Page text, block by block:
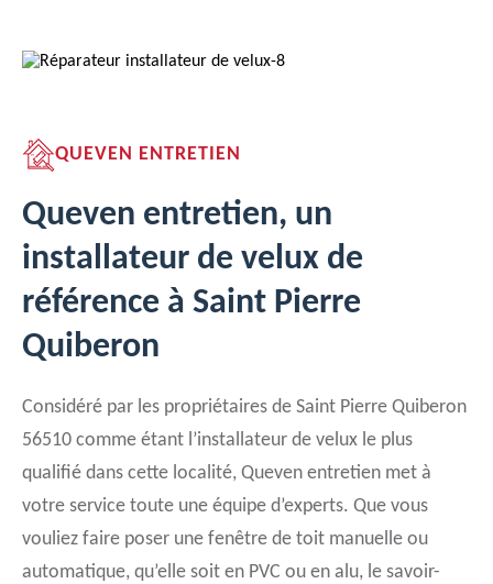
QUEVEN ENTRETIEN
Queven entretien, un
installateur de velux de
référence à Saint Pierre
Quiberon
Considéré par les propriétaires de Saint Pierre Quiberon
56510 comme étant l’installateur de velux le plus
qualifié dans cette localité, Queven entretien met à
votre service toute une équipe d’experts. Que vous
vouliez faire poser une fenêtre de toit manuelle ou
automatique, qu’elle soit en PVC ou en alu, le savoir-